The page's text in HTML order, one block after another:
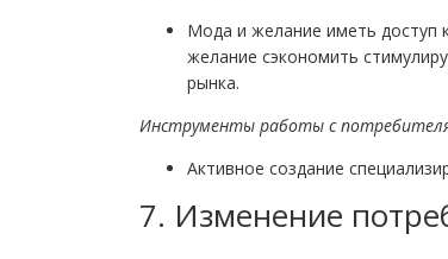
Мода и желание иметь доступ
желание сэкономить
рынка.
Инструменты работы с
Активное создание
7. Изменение